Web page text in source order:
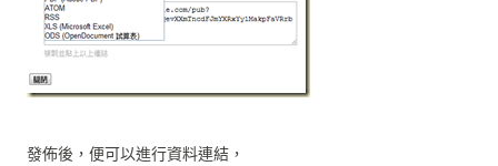
發佈後，便可以進行資料連結，